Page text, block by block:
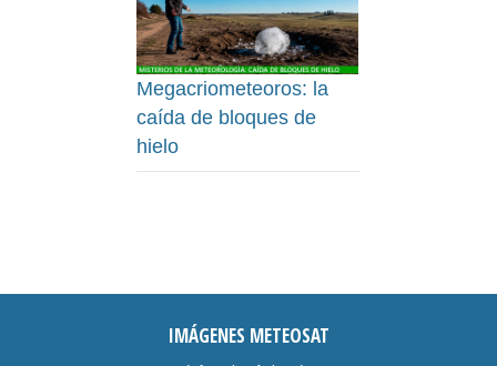
Megacriometeoros: la
caída de bloques de
hielo
IMÁGENES METEOSAT